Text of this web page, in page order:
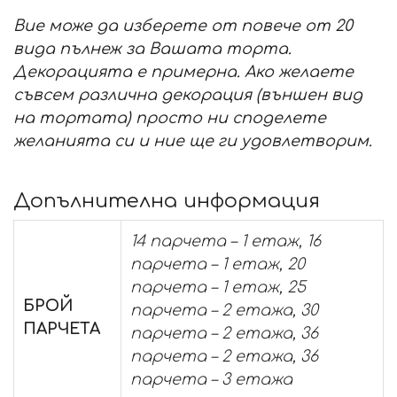
Вие може да изберете от повече от 20
вида пълнеж за Вашата торта.
Декорацията е примерна. Ако желаете
съвсем различна декорация (външен вид
на тортата) просто ни споделете
желанията си и ние ще ги удовлетворим.
Допълнителна информация
БРОЙ
ПАРЧЕТА
14 парчета – 1 етаж, 16
парчета – 1 етаж, 20
парчета – 1 етаж, 25
парчета – 2 етажа, 30
парчета – 2 етажа, 36
парчета – 2 етажа, 36
парчета – 3 етажа